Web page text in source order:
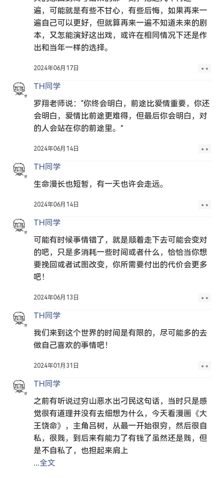
遍，可能就是有些不甘心，有些后悔，如果再来一
遍自己可以更好，但就算再来一遍不知道未来的剧
本，又怎能演好这出戏，或许在相同情况下还是作
出和当年一样的选择。
2024年06月17日
TH同学
罗翔老师说：“你终会明白，前途比爱情重要，你还
会明白，爱情比前途更难得，但最后你会明白，对
的人会站在你的前途里。”
2024年06月14日
TH同学
生命漫长也短暂，有一天也许会走远。
2024年06月14日
TH同学
可能有时候事情错了，就是顺着走下去可能会变对
的吧，只是多消耗一些时间或者什么，恰恰当你想
要挽回或者试图改变，你所需要付出的代价会更多
吧！
2024年06月13日
TH同学
我们来到这个世界的时间是有限的，尽可能多的去
做自己喜欢的事情吧！
2024年01月31日
TH同学
之前有听说过穷山恶水出刁民这句话，当时只是感
觉很有道理并没有去细想为什么，今天看漫画《大
王饶命》，主角吕树，从最一开始很穷，然后很自
私，很贱，到后来有能力了有钱了虽然还是贱，但
是不自私了，也担起来肩上
...全文